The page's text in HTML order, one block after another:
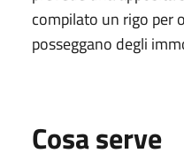
compilato un rigo per
posseggano degli
Cosa serve